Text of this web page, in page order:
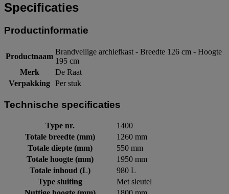
Specificaties
Productinformatie
Productnaam
Brandveilige archiefkast - Breedte 126 cm - Hoogte
195 cm
Merk
De Raat
Verpakking Per stuk
Technische specificaties
Type nr.
1400
Totale breedte (mm)
1260 mm
Totale diepte (mm)
550 mm
Totale hoogte (mm)
1950 mm
Totale inhoud (L)
980 L
Type sluiting
Met sleutel